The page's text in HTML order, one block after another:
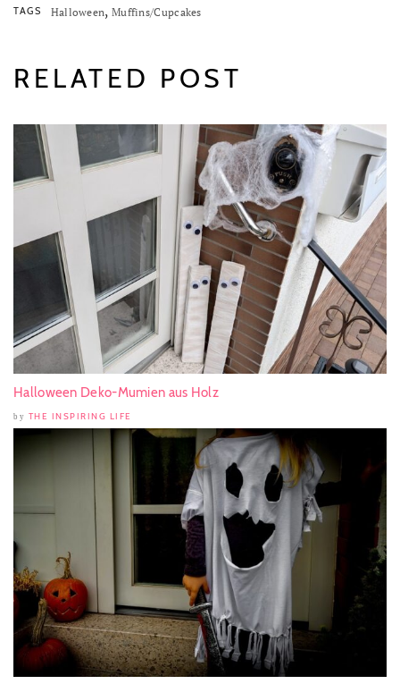
TAGS Halloween, Muffins/Cupcakes
RELATED POST
Halloween Deko-Mumien aus Holz
by THE INSPIRING LIFE